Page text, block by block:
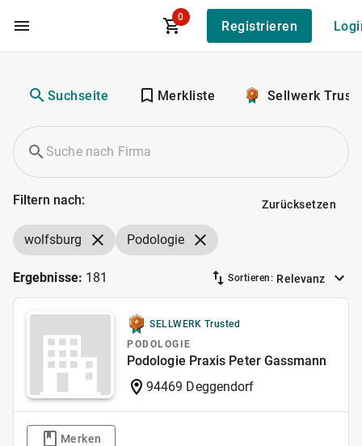
Zum Hauptinhalt
0
Registrieren
Suchseite Merkliste Sellwerk
Filtern nach: Zurücksetzen
wolfsburg Podologie
Ergebnisse: 181 Sortieren: Relevanz
SELLWERK Trusted
PODOLOGIE
Podologie Praxis Peter Gassmann
94469 Deggendorf
Merken